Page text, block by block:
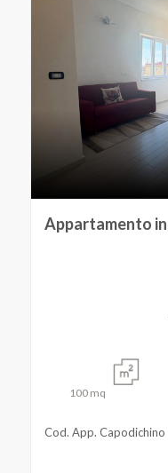
Appartamento
100mq
Cod. App. Capodichino